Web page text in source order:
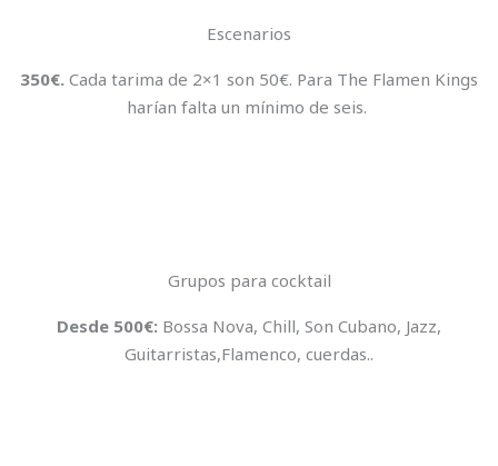
Escenarios
350€. Cada tarima de 2×1 son 50€. Para The Flamen Kings
harían falta un mínimo de seis.
Grupos para cocktail
Desde 500€: Bossa Nova, Chill, Son Cubano, Jazz,
Guitarristas,Flamenco, cuerdas..